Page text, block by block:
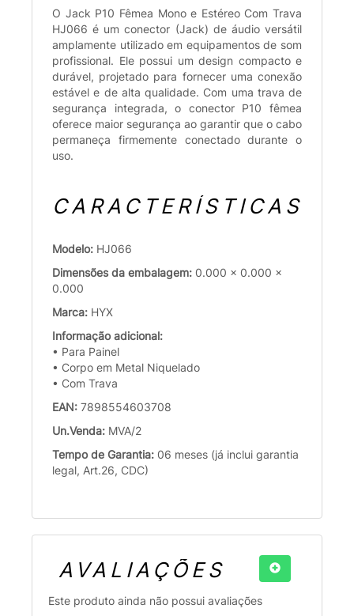
O Jack P10 Fêmea Mono e Estéreo Com Trava
HJ066 é um conector (Jack) de áudio versátil
amplamente utilizado em equipamentos de som
profissional. Ele possui um design compacto e
durável, projetado para fornecer uma conexão
estável e de alta qualidade. Com uma trava de
segurança integrada, o conector P10 fêmea
oferece maior segurança ao garantir que o cabo
permaneça firmemente conectado durante o
uso.
CARACTERÍSTICAS
Modelo: HJ066
Dimensões da embalagem: 0.000 x 0.000 x
0.000
Marca: HYX
Informação adicional:
• Para Painel
• Corpo em Metal Niquelado
• Com Trava
EAN: 7898554603708
Un.Venda: MVA/2
Tempo de Garantia: 06 meses (já inclui garantia
legal, Art.26, CDC)
AVALIAÇÕES
Este produto ainda não possui avaliações